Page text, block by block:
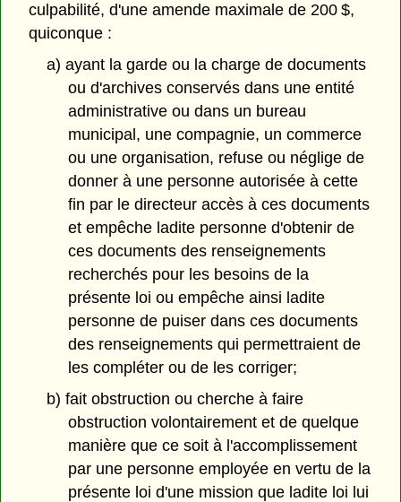
culpabilité, d'une amende maximale de 200 $,
quiconque :
a) ayant la garde ou la charge de documents
ou d'archives conservés dans une entité
administrative ou dans un bureau
municipal, une compagnie, un commerce
ou une organisation, refuse ou néglige de
donner à une personne autorisée à cette
fin par le directeur accès à ces documents
et empêche ladite personne d'obtenir de
ces documents des renseignements
recherchés pour les besoins de la
présente loi ou empêche ainsi ladite
personne de puiser dans ces documents
des renseignements qui permettraient de
les compléter ou de les corriger;
b) fait obstruction ou cherche à faire
obstruction volontairement et de quelque
manière que ce soit à l'accomplissement
par une personne employée en vertu de la
présente loi d'une mission que ladite loi lui